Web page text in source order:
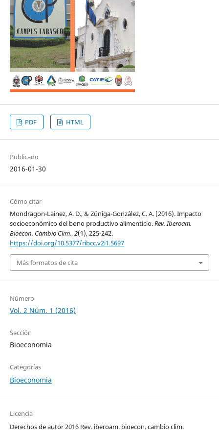
PDF HTML
Publicado
2016-01-30
Cómo citar
Mondragon-Lainez, A. D., & Zúniga-González, C. A. (2016). Impacto
socioeconómico del bono productivo alimenticio.Rev. Iberoam.
Bioecon. Cambio Clim.,2(1), 225-242.
https://doi.org/10.5377/ribcc.v2i1.5697
Más formatos de cita
Número
Vol. 2 Núm. 1 (2016)
Sección
Bioeconomia
Categorías
Bioeconomia
Licencia
Derechos de autor 2016 Rev. iberoam. bioecon. cambio clim.